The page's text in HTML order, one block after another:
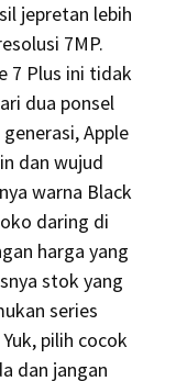
jepretan lebih
7MP.
7 Plus ini tidak
dua ponsel
Apple
dan wujud
warna Black
daring di
harga yang
stok yang
series
pilih cocok
dan jangan